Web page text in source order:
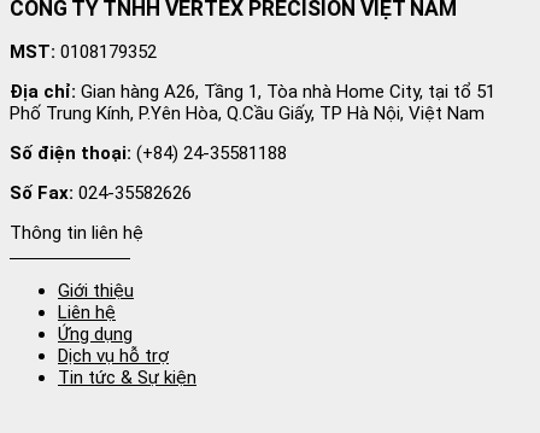
CÔNG TY TNHH VERTEX PRECISION VIỆT NAM
MST: 0108179352
Địa chỉ: Gian hàng A26, Tầng 1, Tòa nhà Home City, tại tổ 51
Phố Trung Kính, P.Yên Hòa, Q.Cầu Giấy, TP Hà Nội, Việt Nam
Số điện thoại: (+84) 24-35581188
Số Fax: 024-35582626
Thông tin liên hệ
Giới thiệu
Liên hệ
Ứng dụng
Dịch vụ hỗ trợ
Tin tức & Sự kiện